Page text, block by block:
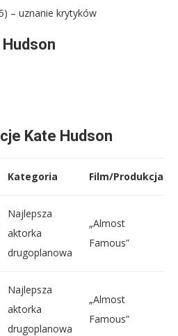
– uznanie krytyków
Kate Hudson
Kategoria Film/Produkcja
Najlepsza
aktorka
drugoplanowa
„Almost
Famous”
Najlepsza
aktorka
drugoplanowa
„Almost
Famous”